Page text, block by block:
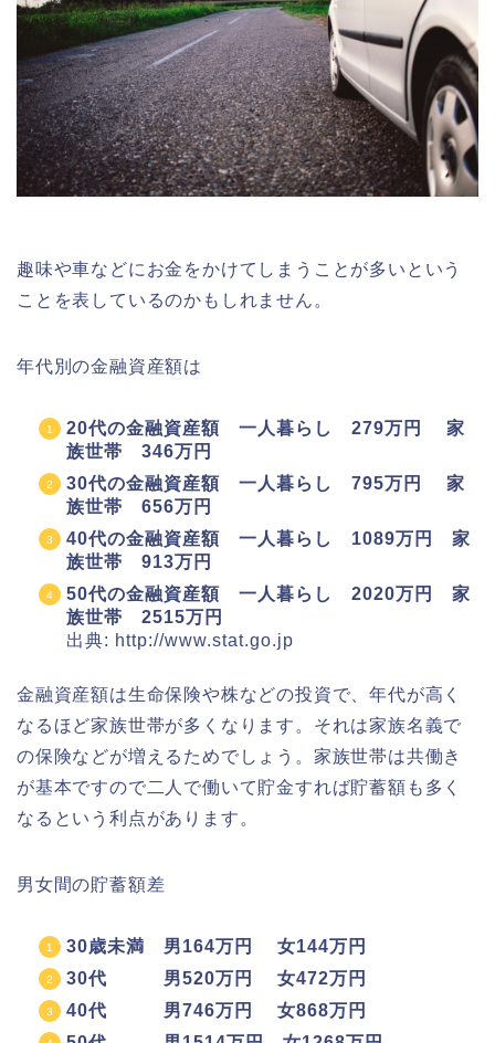
趣味や車などにお金をかけてしまうことが多いという
ことを表しているのかもしれません。
年代別の金融資産額は
20代の金融資産額 一人暮らし 279万円 家
族世帯 346万円
30代の金融資産額 一人暮らし 795万円 家
族世帯 656万円
40代の金融資産額 一人暮らし 1089万円 家
族世帯 913万円
50代の金融資産額 一人暮らし 2020万円 家
族世帯 2515万円
出典: http://www.stat.go.jp
金融資産額は生命保険や株などの投資で、年代が高く
なるほど家族世帯が多くなります。それは家族名義で
の保険などが増えるためでしょう。家族世帯は共働き
が基本ですので二人で働いて貯金すれば貯蓄額も多く
なるという利点があります。
男女間の貯蓄額差
30歳未満 男164万円 女144万円
30代 男520万円 女472万円
40代 男746万円 女868万円